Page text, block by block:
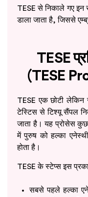
TESE से निकाले गए इन
डाला जाता है, जिससे
TESE
(TESE
TESE एक छोटी लेकिन
टेस्टिस से टिश्यू सैंपल
जाता है। यह प्रोसेस कुछ
में पुरुष को हल्का
होता है।
TESE के स्टेप्स इस
सबसे पहले हल्का